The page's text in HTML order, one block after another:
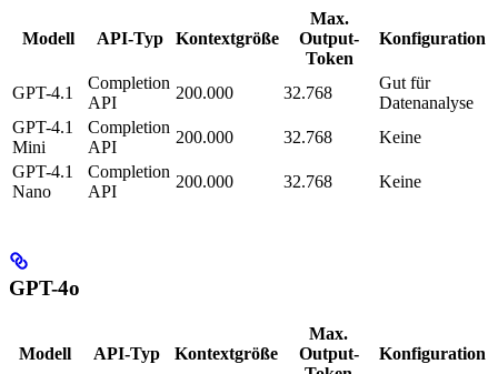
Modell API-Typ Kontextgröße
Max.
Output-
Token
Konfiguration
GPT-4.1
Completion
API
200.000 32.768
Gut für
Datenanalyse
GPT-4.1
Mini
Completion
API
200.000 32.768
Keine
GPT-4.1
Nano
Completion
API
200.000 32.768 Keine
GPT-4o
Modell API-Typ Kontextgröße
Max.
Output-
Konfiguration